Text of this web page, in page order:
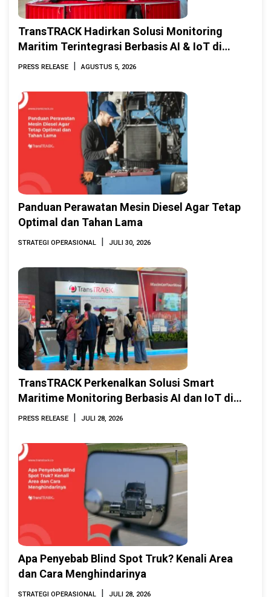
TransTRACK Hadirkan Solusi Monitoring
Maritim Terintegrasi Berbasis AI & IoT di
Indonesia Marine & Offshore Expo (IMOX)
PRESS RELEASE | AGUSTUS 5, 2026
Panduan Perawatan Mesin Diesel Agar Tetap
Optimal dan Tahan Lama
STRATEGI OPERASIONAL | JULI 30, 2026
TransTRACK Perkenalkan Solusi Smart
Maritime Monitoring Berbasis AI dan IoT di
INAMARINE 2026
PRESS RELEASE | JULI 28, 2026
Apa Penyebab Blind Spot Truk? Kenali Area
dan Cara Menghindarinya
STRATEGI OPERASIONAL | JULI 28, 2026